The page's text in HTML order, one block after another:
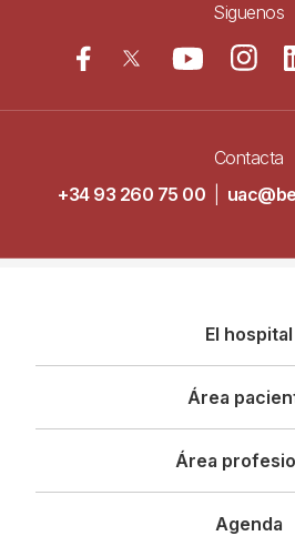
Siguenos
Contacta
+34 93 260 75 00
principal
El hospital
Área
Área
Agenda